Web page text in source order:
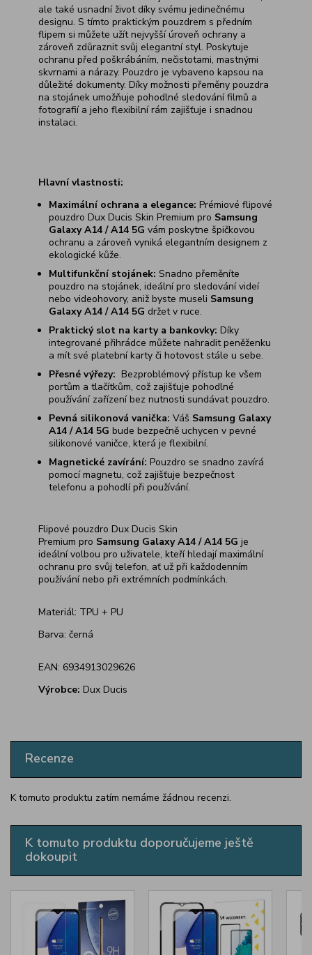
ale také usnadní život díky svému jedinečnému
designu. S tímto praktickým pouzdrem s předním
flipem si můžete užít nejvyšší úroveň ochrany a
zároveň zdůraznit svůj elegantní styl. Poskytuje
ochranu před poškrábáním, nečistotami, mastnými
skvrnami a nárazy. Pouzdro je vybaveno kapsou na
důležité dokumenty. Díky možnosti přeměny pouzdra
na stojánek umožňuje pohodlné sledování filmů a
fotografií a jeho flexibilní rám zajišťuje i snadnou
instalaci.
Hlavní vlastnosti:
Maximální ochrana a elegance: Prémiové flipové
pouzdro Dux Ducis Skin Premium pro Samsung
Galaxy A14 / A14 5G vám poskytne špičkovou
ochranu a zároveň vyniká elegantním designem z
ekologické kůže.
Multifunkční stojánek: Snadno přeměníte
pouzdro na stojánek, ideální pro sledování videí
nebo videohovory, aniž byste museli Samsung
Galaxy A14 / A14 5G držet v ruce.
Praktický slot na karty a bankovky: Díky
integrované přihrádce můžete nahradit peněženku
a mít své platební karty či hotovost stále u sebe.
Přesné výřezy: Bezproblémový přístup ke všem
portům a tlačítkům, což zajišťuje pohodlné
používání zařízení bez nutnosti sundávat pouzdro.
Pevná silikonová vanička: Váš Samsung Galaxy
A14 / A14 5G bude bezpečně uchycen v pevné
silikonové vaničce, která je flexibilní.
Magnetické zavírání: Pouzdro se snadno zavírá
pomocí magnetu, což zajišťuje bezpečnost
telefonu a pohodlí při používání.
Flipové pouzdro Dux Ducis Skin
Premium pro Samsung Galaxy A14 / A14 5G je
ideální volbou pro uživatele, kteří hledají maximální
ochranu pro svůj telefon, ať už při každodenním
používání nebo při extrémních podmínkách.
Materiál: TPU + PU
Barva: černá
EAN: 6934913029626
Výrobce: Dux Ducis
Recenze
K tomuto produktu zatím nemáme žádnou recenzi.
K tomuto produktu doporučujeme ještě
dokoupit